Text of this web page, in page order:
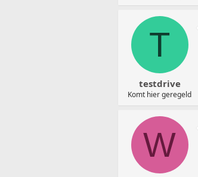
T
testdrive
Komt hier geregeld
W